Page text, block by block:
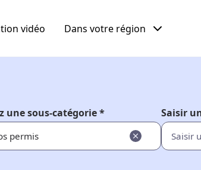
vidéo Dans votre région
une sous-catégorie *
permis
Saisir